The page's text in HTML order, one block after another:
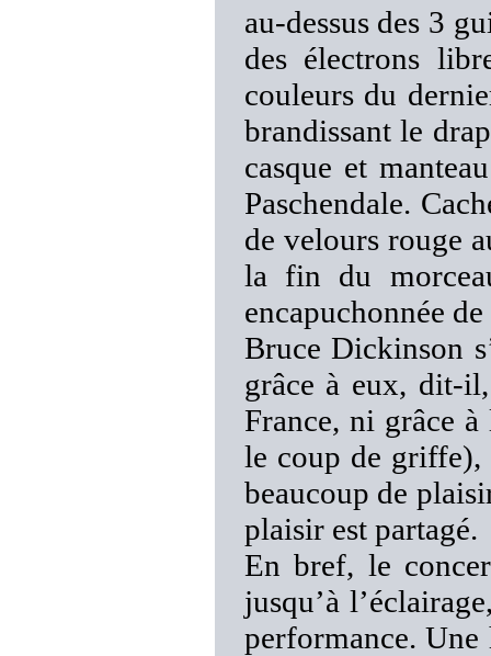
au-dessus des 3
des électrons
couleurs du
brandissant le
casque et
Paschendale.
de velours rouge
la fin du
encapuchonnée
Bruce Dickinson
grâce à eux, dit-
France, ni grâce
le coup de
beaucoup de
plaisir est partagé.
En bref, le
jusqu’à
performance. Une